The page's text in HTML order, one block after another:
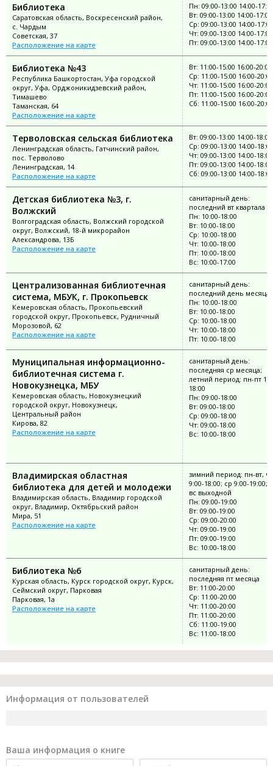
Библиотека
Саратовская область, Воскресенский район,
с. Чардым
Советская, 37
Расположение на карте
Пн: 09:00-13:00 14:00-
Вт: 09:00-13:00 14:00-17:00
Ср: 09:00-13:00 14:00-17:00
Чт: 09:00-13:00 14:00-17:00
Пт: 09:00-13:00 14:00-17:00
Библиотека №43
Республика Башкортостан, Уфа городской
округ, Уфа, Орджоникидзевский район,
Тимашево
Таманская, 64
Расположение на карте
Вт: 11:00-15:00 16:00-20:00
Ср: 11:00-15:00 16:00-20:00
Чт: 11:00-15:00 16:00-20:00
Пт: 11:00-15:00 16:00-20:00
Сб: 11:00-15:00 16:00-20:00
Терволовская сельская библиотека
Ленинградская область, Гатчинский район,
пос. Терволово
Ленинградская, 14
Расположение на карте
Вт: 09:00-13:00 14:00-18:00
Ср: 09:00-13:00 14:00-18:00
Чт: 09:00-13:00 14:00-18:00
Пт: 09:00-13:00 14:00-18:00
Сб: 09:00-13:00 14:00-18:00
Детская библиотека №3, г.
Волжский
Волгоградская область, Волжский городской
округ, Волжский, 18-й микрорайон
Александрова, 13Б
Расположение на карте
санитарный день:
последний вт квартала
Пн: 10:00-18:00
Вт: 10:00-18:00
Ср: 10:00-18:00
Чт: 10:00-18:00
Пт: 10:00-18:00
Вс: 10:00-17:00
Централизованная библиотечная
система, МБУК, г. Прокопьевск
Кемеровская область, Прокопьевский
городской округ, Прокопьевск, Рудничный
Морозовой, 62
Расположение на карте
санитарный день:
последний день месяца
Пн: 10:00-18:00
Вт: 10:00-18:00
Ср: 10:00-18:00
Чт: 10:00-18:00
Пт: 10:00-18:00
Муниципальная информационно-
библиотечная система г.
Новокузнецка, МБУ
Кемеровская область, Новокузнецкий
городской округ, Новокузнецк,
Центральный район
Кирова, 82
Расположение на карте
санитарный день:
последняя ср месяца;
летний период: пн-пт
18:00
Пн: 09:00-18:00
Вт: 09:00-18:00
Ср: 09:00-18:00
Чт: 09:00-18:00
Вс: 10:00-18:00
Владимирская областная
библиотека для детей и молодежи
Владимирская область, Владимир городской
округ, Владимир, Октябрьский район
Мира, 51
Расположение на карте
зимний период: пн-вт,
9:00-18:00; ср 9:00-19:00;
вс выходной
Пн: 09:00-19:00
Вт: 09:00-19:00
Ср: 09:00-20:00
Чт: 09:00-19:00
Пт: 09:00-19:00
Вс: 10:00-18:00
Библиотека №6
Курская область, Курск городской округ, Курск,
Сеймский округ, Парковая
Парковая, 1а
Расположение на карте
санитарный день:
последняя пт месяца
Вт: 11:00-20:00
Ср: 11:00-20:00
Чт: 11:00-20:00
Пт: 11:00-20:00
Сб: 11:00-19:00
Вс: 11:00-18:00
Информация от пользователей
Ваша информация о книге